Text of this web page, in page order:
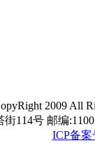
2009 All
114号 邮编
ICP备案